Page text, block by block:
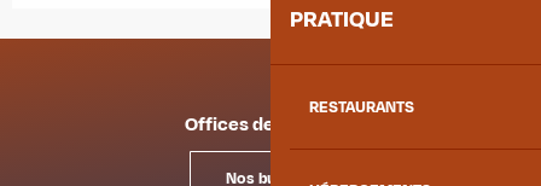
PRATIQUE
RESTAURANTS
Offices de tourisme
Nos bureaux